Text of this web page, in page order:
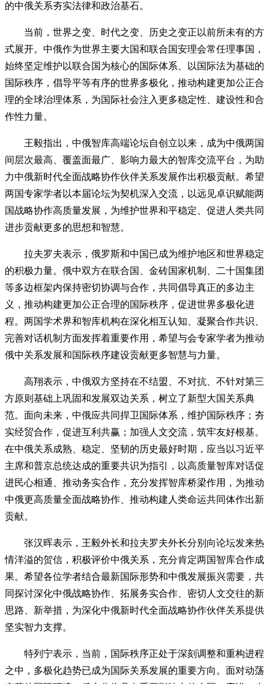
的中俄关系夯实法律和政治基石。
当前，世界之变、时代之变、历史之变正以前所未有的方
式展开。中俄作为世界主要大国和联合国安理会常任理事国，
始终坚定维护以联合国为核心的国际体系、以国际法为基础的
国际秩序，倡导平等有序的世界多极化，推动构建更加公正合
理的全球治理体系，为国际社会注入更多稳定性、建设性和合
作性力量。
王毅指出，中俄智库高端论坛自创立以来，成为中俄两国
间层次最高、覆盖面最广、影响力最大的智库交流平台，为助
力中俄新时代全面战略协作伙伴关系发展作出积极贡献。希望
两国专家学者以本届论坛为契机深入交流，以远见卓识赋能两
国战略协作高质量发展，为维护世界和平稳定、促进人类共同
进步贡献更多的思想和智慧。
拉夫罗夫表示，俄罗斯和中国已成为维护地区和世界稳定
的积极力量。俄中双方在联合国、金砖国家机制、二十国集团
等多边框架内保持密切协调与合作，共同倡导真正的多边主
义，推动构建更加公正合理的国际秩序，促进世界多极化进
程。两国学术界和智库机构在深化相互认知、凝聚合作共识、
完善对话机制方面发挥着重要作用，希望与会专家学者为推动
俄中关系发展和国际秩序建设贡献更多智慧与力量。
高翔表示，中俄双方坚持在不结盟、不对抗、不针对第三
方原则基础上巩固和发展双边关系，树立了新型大国关系典
范。面向未来，中俄应共同捍卫国际体系，维护国际秩序；夯
实经贸合作，促进互利共赢；加强人文交流，筑牢友好根基。
在中俄关系成熟、稳定、坚韧的历史最好时期，应当以习近平
主席和普京总统达成的重要共识为指引，以高质量智库对话促
进民心相通、推动务实合作，充分发挥智库桥梁作用，为推动
中俄更高质量全面战略协作、推动构建人类命运共同体作出新
贡献。
张汉晖表示，王毅外长和拉夫罗夫外长分别向论坛发来热
情洋溢的贺信，积极评价中俄关系，充分肯定两国智库合作成
果。希望各位学者结合最新国际形势和中俄发展振兴需要，共
同探讨深化中俄战略协作、拓展务实合作、密切人文交往的新
思路、新举措，为深化中俄新时代全面战略协作伙伴关系提供
坚实智力支撑。
特列宁表示，当前，国际秩序正处于深刻调整和重构进程
之中，多极化趋势已成为国际关系发展的重要方向。面对动荡